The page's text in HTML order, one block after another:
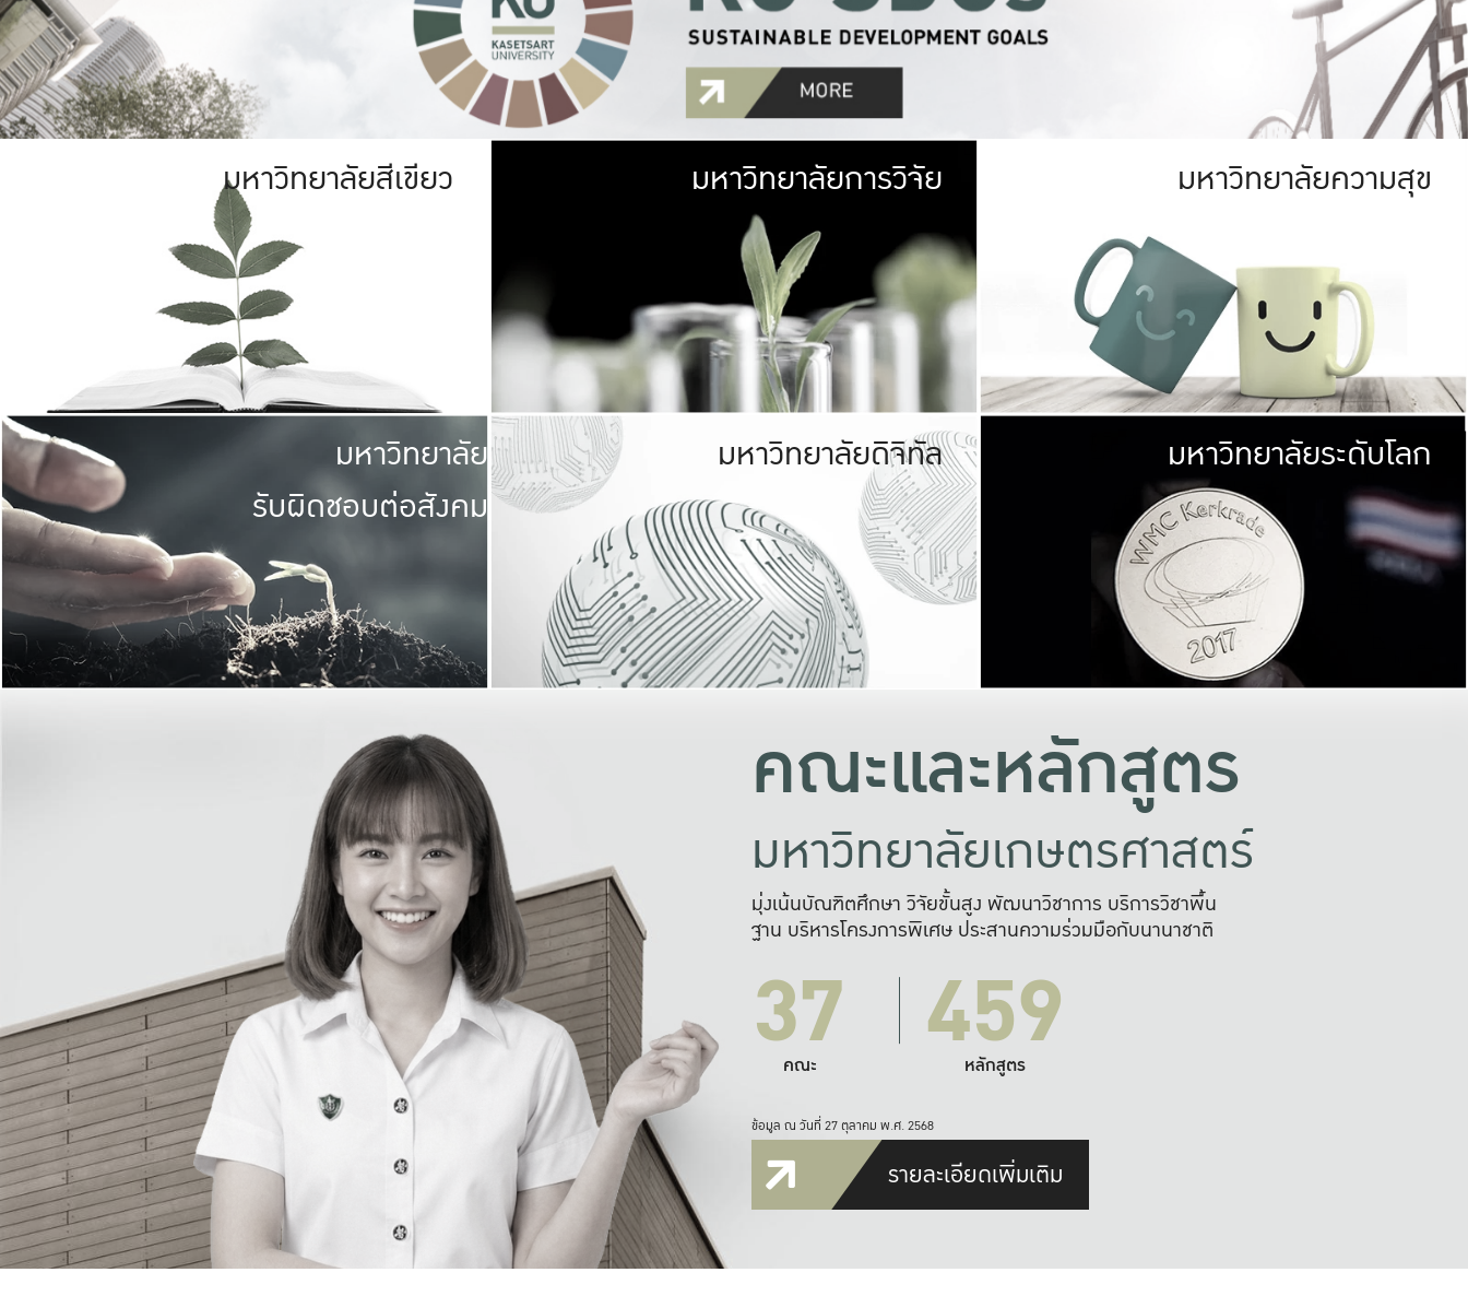
มหาวิทยาลัยสีเขียว มหาวิทยาลัย
เกษตรศาสตร์ มีพื้นที่เขียวสดใส หนาแน่น
เป็นป่าในเมือง (URBAN FOREST)
เกษตรในเมือง (URBAN AGRICULTURE)
ที่นับรวมกันได้ประมาณ 1,400 ไร่
มหาวิทยาลัยการวิจัย มหาวิทยาลัย
ให้กับประชาชน
มหาวิทยาลัยความสุข
มหาวิทยาลัย
รับผิดชอบต่อสังคม
มหาวิทยาลัยรับผิดชอบต่อสังคม
ร่วมมือกับชุมชน เพื่อความกินดีอยู่ดี
และความสุขอย่างยั่งยืน
มองปัญหาในภาพกว้าง
แก้ไขจากปัญหาจุดเล็กๆ
มหาวิทยาลัยดิจิทัล มหาวิทยา
พร้อมที่จ
และผลักดันในการใช้ระบบส
เพื่อการทำงานแ
มหาวิทยาลัยระดับโลก
คณะและหลักสูตร
มหาวิทยาลัยเกษตรศาสตร์
มุ่งเน้นบัณฑิตศึกษา วิจัยขั้นสูง พัฒนาวิชาการ บริการวิชาพื้น
ฐาน บริหารโครงการพิเศษ ประสานความร่วมมือกับนานาชาติ
37
คณะ 459
หลักสูตร
ข้อมูล ณ วันที่ 27 ตุลาคม พ.ศ. 2568
รายละเอียดเพิ่มเติม